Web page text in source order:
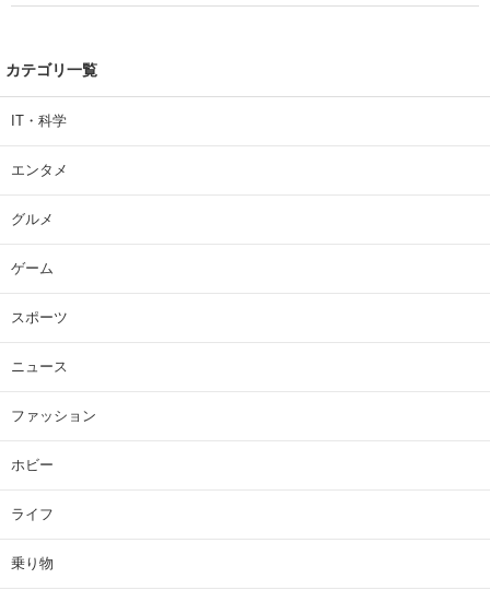
カテゴリ一覧
IT・科学
エンタメ
グルメ
ゲーム
スポーツ
ニュース
ファッション
ホビー
ライフ
乗り物